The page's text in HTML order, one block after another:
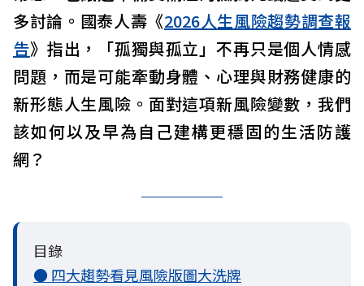
多討論。國泰人壽《2026人生風險趨勢調查報
告》指出，「孤獨與孤立」不再只是個人情感
問題，而是可能牽動身體、心理與財務健康的
新形態人生風險。面對這項新風險變數，我們
該如何以及早為自己建構更穩固的生活防護
網？
目錄
● 四大趨勢看見風險版圖大洗牌